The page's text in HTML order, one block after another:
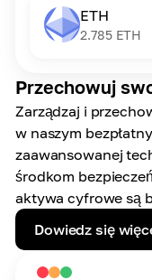
Przechowuj
Zarządzaj i
w naszym
zaawansowanej
środkom
aktywa cyfrowe są
Dowiedz się
ETH
2.785 ETH